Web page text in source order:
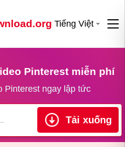
Tiếng Việt
Pinterest miễn phí
Pinterest ngay lập tức
Tải xuống